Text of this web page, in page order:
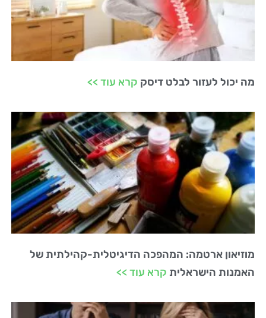
מה יכול לעזור לבלט דיסק קרא עוד >>
מוזיאון ארטמה: המהפכה הדיגיטלית-קהילתית של
האמנות הישראלית קרא עוד >>